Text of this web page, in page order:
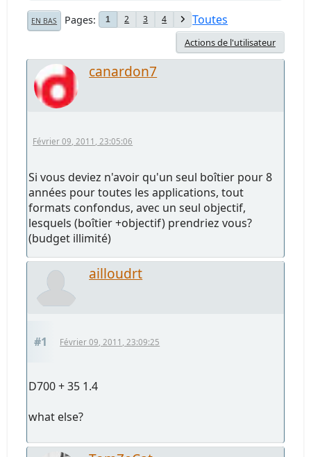
EN BAS Pages 1 2 3 4 Toutes
Actions de l'utilisateur
canardon7
Février 09, 2011, 23:05:06
Si vous deviez n'avoir qu'un seul boîtier pour 8
années pour toutes les applications, tout
formats confondus, avec un seul objectif,
lesquels (boîtier +objectif) prendriez vous?
(budget illimité)
ailloudrt
#1 Février 09, 2011, 23:09:25
D700 + 35 1.4
what else?